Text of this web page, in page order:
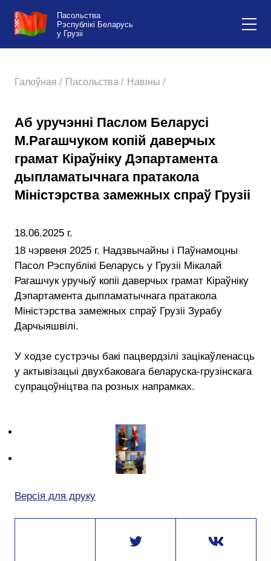
Пасольства
Рэспублікі Беларусь
у Грузіі
Галоўная / Пасольства / Навіны /
Аб уручэнні Паслом Беларусі
М.Рагашчуком копій даверчых
грамат Кіраўніку Дэпартамента
дыпламатычнага пратакола
Міністэрства замежных спраў Грузіі
18.06.2025 г.
18 чэрвеня 2025 г. Надзвычайны і Паўнамоцны
Пасол Рэспублікі Беларусь у Грузіі Мікалай
Рагашчук уручыў копіі даверчых грамат Кіраўніку
Дэпартамента дыпламатычнага пратакола
Міністэрства замежных спраў Грузіі Зурабу
Дарчыяшвілі.
У ходзе сустрэчы бакі пацвердзілі зацікаўленасць
у актывізацыі двухбаковага беларуска-грузінскага
супрацоўніцтва па розных напрамках.
Версія для друку